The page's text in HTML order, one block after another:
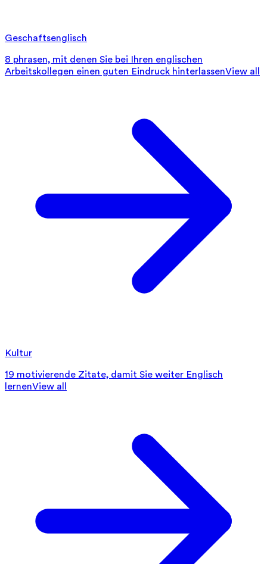
Geschaftsenglisch
8 phrasen, mit denen Sie bei Ihren englischen
Arbeitskollegen einen guten Eindruck hinterlassenView all
Kultur
19 motivierende Zitate, damit Sie weiter Englisch
lernenView all